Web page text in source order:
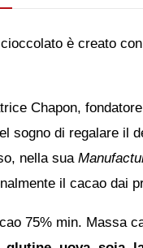
è creato
Chapon,
sogno di regalare il
nella sua
il cacao dai
75% min. Massa